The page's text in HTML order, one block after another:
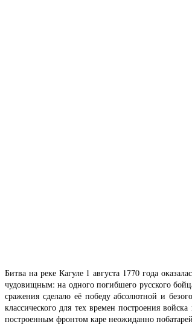
Битва на реке Кагуле 1 августа 1770 года
чудовищным: на одного погибшего русского
сражения сделало её победу абсолютной и
классического для тех времен построения
построенным фронтом каре неожиданно